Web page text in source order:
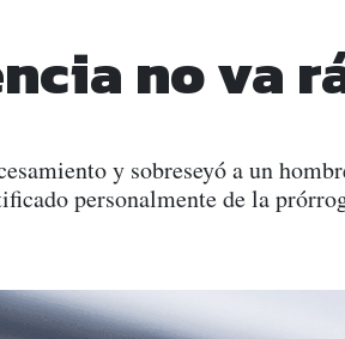
no va
y sobreseyó a un
personalmente de la